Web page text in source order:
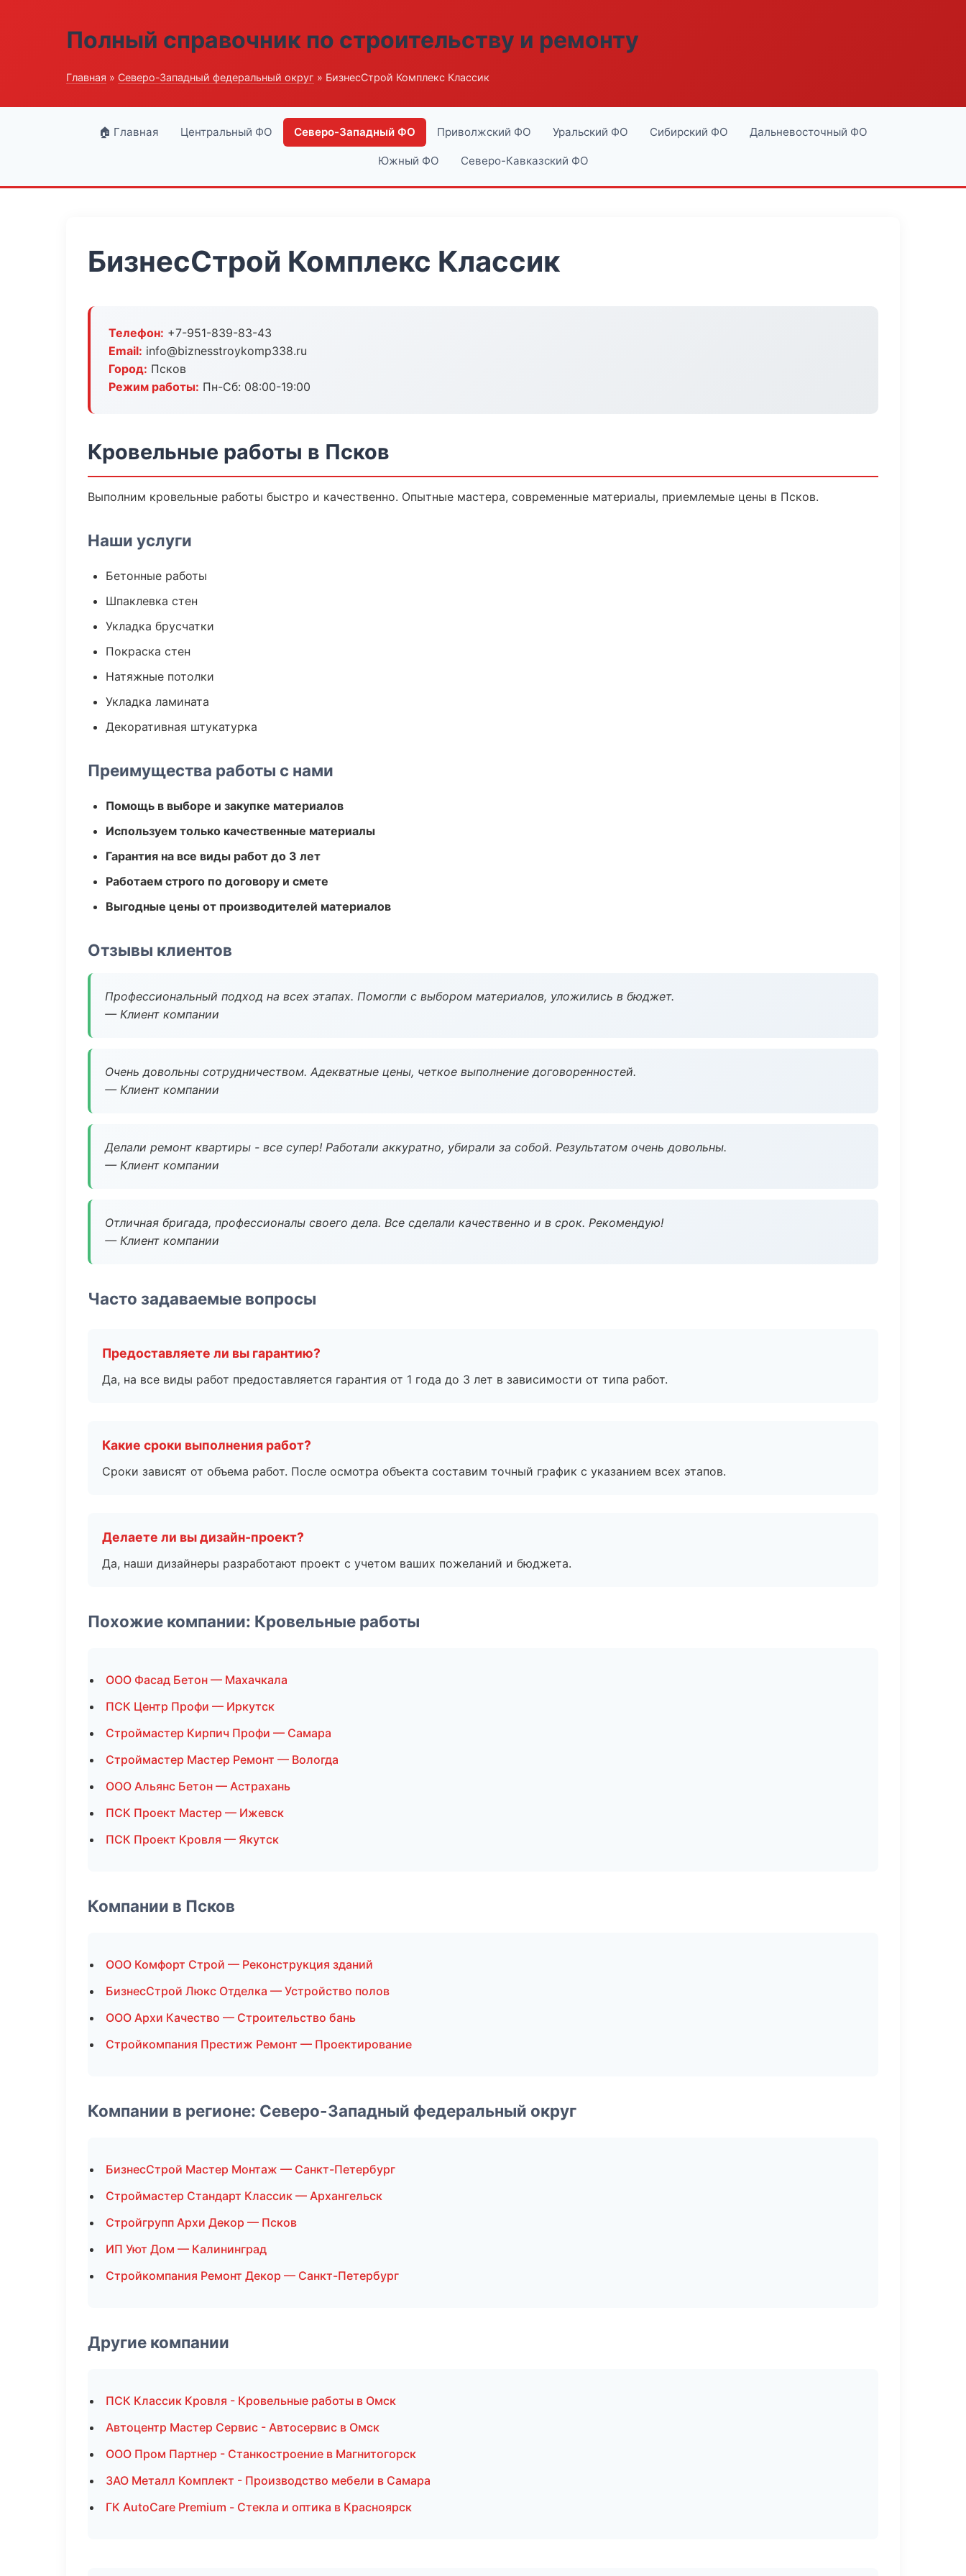
Полный справочник по строительству и ремонту
Главная » Северо-Западный федеральный округ » БизнесСтрой Комплекс Классик
🏠 Главная Центральный ФО Северо-Западный ФО Приволжский ФО Уральский ФО Сибирский ФО Дальневосточный ФО
Южный ФО Северо-Кавказский ФО
БизнесСтрой Комплекс Классик
Телефон: +7-951-839-83-43
Email: info@biznesstroykomp338.ru
Город: Псков
Режим работы: Пн-Сб: 08:00-19:00
Кровельные работы в Псков
Выполним кровельные работы быстро и качественно. Опытные мастера, современные материалы, приемлемые цены в Псков.
Наши услуги
Бетонные работы
Шпаклевка стен
Укладка брусчатки
Покраска стен
Натяжные потолки
Укладка ламината
Декоративная штукатурка
Преимущества работы с нами
Помощь в выборе и закупке материалов
Используем только качественные материалы
Гарантия на все виды работ до 3 лет
Работаем строго по договору и смете
Выгодные цены от производителей материалов
Отзывы клиентов
Профессиональный подход на всех этапах. Помогли с выбором материалов, уложились в бюджет.
— Клиент компании
Очень довольны сотрудничеством. Адекватные цены, четкое выполнение договоренностей.
— Клиент компании
Делали ремонт квартиры - все супер! Работали аккуратно, убирали за собой. Результатом очень довольны.
— Клиент компании
Отличная бригада, профессионалы своего дела. Все сделали качественно и в срок. Рекомендую!
— Клиент компании
Часто задаваемые вопросы
Предоставляете ли вы гарантию?
Да, на все виды работ предоставляется гарантия от 1 года до 3 лет в зависимости от типа работ.
Какие сроки выполнения работ?
Сроки зависят от объема работ. После осмотра объекта составим точный график с указанием всех этапов.
Делаете ли вы дизайн-проект?
Да, наши дизайнеры разработают проект с учетом ваших пожеланий и бюджета.
Похожие компании: Кровельные работы
ООО Фасад Бетон — Махачкала
ПСК Центр Профи — Иркутск
Строймастер Кирпич Профи — Самара
Строймастер Мастер Ремонт — Вологда
ООО Альянс Бетон — Астрахань
ПСК Проект Мастер — Ижевск
ПСК Проект Кровля — Якутск
Компании в Псков
ООО Комфорт Строй — Реконструкция зданий
БизнесСтрой Люкс Отделка — Устройство полов
ООО Архи Качество — Строительство бань
Стройкомпания Престиж Ремонт — Проектирование
Компании в регионе: Северо-Западный федеральный округ
БизнесСтрой Мастер Монтаж — Санкт-Петербург
Строймастер Стандарт Классик — Архангельск
Стройгрупп Архи Декор — Псков
ИП Уют Дом — Калининград
Стройкомпания Ремонт Декор — Санкт-Петербург
Другие компании
ПСК Классик Кровля - Кровельные работы в Омск
Автоцентр Мастер Сервис - Автосервис в Омск
ООО Пром Партнер - Станкостроение в Магнитогорск
ЗАО Металл Комплект - Производство мебели в Самара
ГК AutoCare Premium - Стекла и оптика в Красноярск